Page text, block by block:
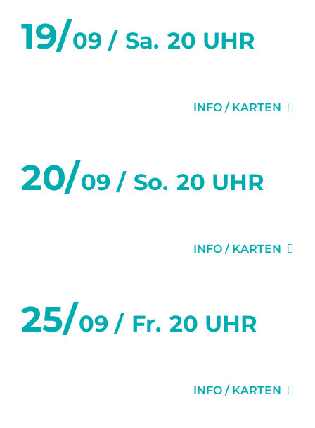
19/09 / Sa. 20 UHR
INFO / KARTEN
20/09 / So. 20 UHR
INFO / KARTEN
25/09 / Fr. 20 UHR
INFO / KARTEN